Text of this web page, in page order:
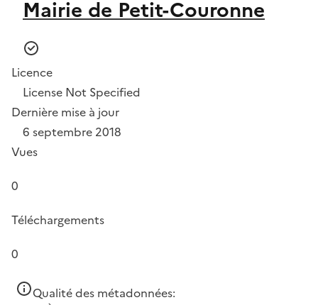
Mairie de Petit-Couronne
Licence
License Not Specified
Dernière mise à jour
6 septembre 2018
Vues
0
Téléchargements
0
Qualité des métadonnées: